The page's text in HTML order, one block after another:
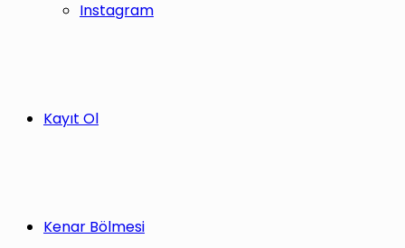
Instagram
Kayıt Ol
Kenar Bölmesi